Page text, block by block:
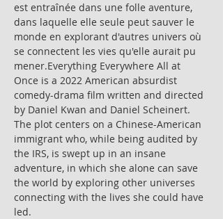
est entraînée dans une folle aventure,
dans laquelle elle seule peut sauver le
monde en explorant d'autres univers où
se connectent les vies qu'elle aurait pu
mener.Everything Everywhere All at
Once is a 2022 American absurdist
comedy-drama film written and directed
by Daniel Kwan and Daniel Scheinert.
The plot centers on a Chinese-American
immigrant who, while being audited by
the IRS, is swept up in an insane
adventure, in which she alone can save
the world by exploring other universes
connecting with the lives she could have
led.